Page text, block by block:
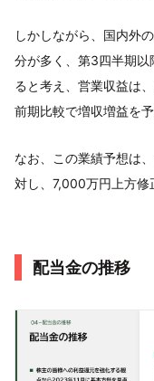
しかしながら、国内外
分が多く、第3四半期以
ると考え、営業収益は
前期比較で増収増益を予
なお、この業績予想は
対し、7,000万円上方修
配当金の推移